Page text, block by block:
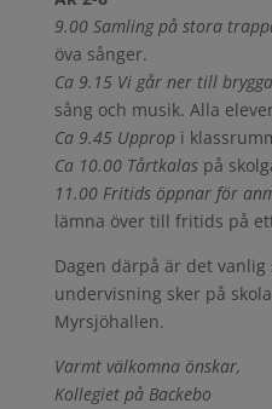
9.00 Samling på stora
öva sånger.
Ca 9.15 Vi går ner till
sång och musik. Alla
Ca 9.45 Uppropi
Ca 10.00 Tårtkalaspå
11.00 Fritids öppnar för
lämna över till fritids på
Dagen därpå är det
undervisning sker på
Myrsjöhallen.
Varmt välkomna önskar,
Kollegiet på Backebo